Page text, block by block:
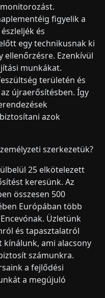
figyelik a
és
egy technikusnak ki
ellenőrzésre. Ezenkívül
munkákat.
területén és
újraerősítésben. Így
azok
szerkezetük?
25 elkötelezett
keresünk. Az
összesen 500
Európában több
Üzletünk
és tapasztalatról
kínálunk, ami alacsony
számunkra.
a fejlődési
a megújuló